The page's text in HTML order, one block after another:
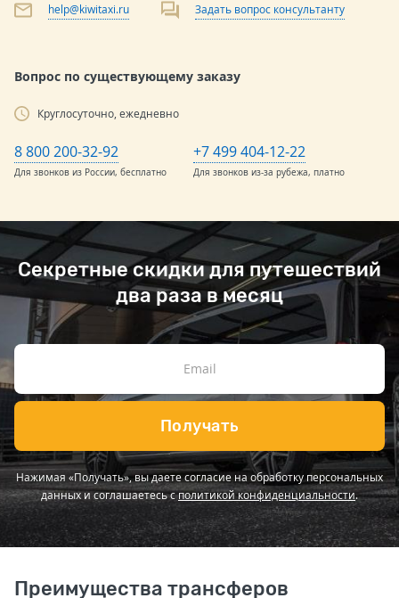
help@kiwitaxi.ru Задать вопрос консультанту
Вопрос по существующему заказу
Круглосуточно, ежедневно
8 800 200-32-92
Для звонков из России, бесплатно
+7 499 404-12-22
Для звонков из-за рубежа, платно
Секретные скидки для путешествий
два раза в месяц
Получать
Нажимая «Получать», вы даете согласие на обработку персональных
данных и соглашаетесь сполитикой конфиденциальности.
Преимущества трансферов